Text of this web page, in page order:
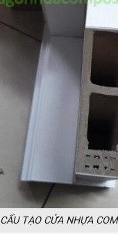
CẤU TẠO CỬA NHỰA